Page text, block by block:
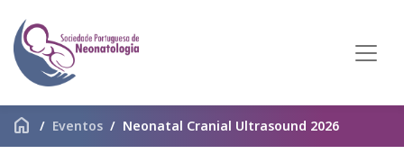
home Eventos Neonatal Cranial Ultrasound 2026